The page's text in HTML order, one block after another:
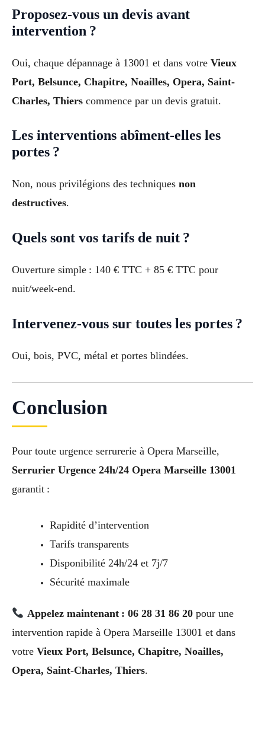
Proposez-vous un devis avant
intervention ?
Oui, chaque dépannage à 13001 et dans votre Vieux
Port, Belsunce, Chapitre, Noailles, Opera, Saint-
Charles, Thiers commence par un devis gratuit.
Les interventions abîment-elles les
portes ?
Non, nous privilégions des techniques non
destructives.
Quels sont vos tarifs de nuit ?
Ouverture simple : 140 € TTC + 85 € TTC pour
nuit/week-end.
Intervenez-vous sur toutes les portes ?
Oui, bois, PVC, métal et portes blindées.
Conclusion
Pour toute urgence serrurerie à Opera Marseille,
Serrurier Urgence 24h/24 Opera Marseille 13001
garantit :
Rapidité d’intervention
Tarifs transparents
Disponibilité 24h/24 et 7j/7
Sécurité maximale
Appelez maintenant : 06 28 31 86 20pour une
intervention rapide à Opera Marseille 13001 et dans
votre Vieux Port, Belsunce, Chapitre, Noailles,
Opera, Saint-Charles, Thiers.